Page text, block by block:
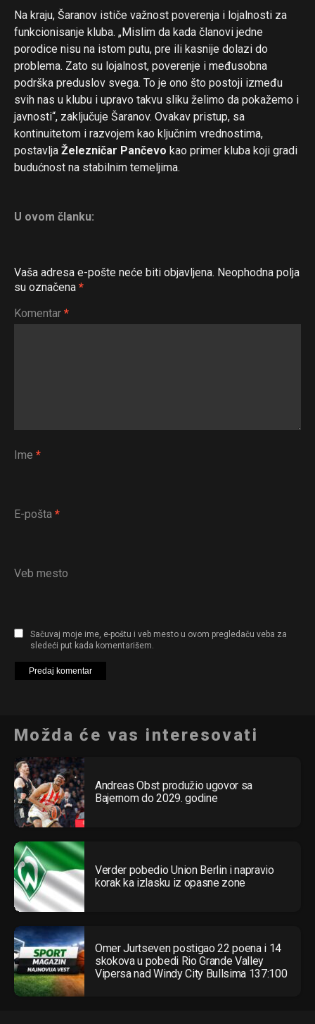
Na kraju, Šaranov ističe važnost poverenja i lojalnosti za
funkcionisanje kluba. „Mislim da kada članovi jedne
porodice nisu na istom putu, pre ili kasnije dolazi do
problema. Zato su lojalnost, poverenje i međusobna
podrška preduslov svega. To je ono što postoji između
svih nas u klubu i upravo takvu sliku želimo da pokažemo i
javnosti“, zaključuje Šaranov. Ovakav pristup, sa
kontinuitetom i razvojem kao ključnim vrednostima,
postavlja Železničar Pančevo kao primer kluba koji gradi
budućnost na stabilnim temeljima.
U ovom članku:
Vaša adresa e-pošte neće biti objavljena. Neophodna polja
su označena *
Komentar *
Ime *
E-pošta *
Veb mesto
Sačuvaj moje ime, e-poštu i veb mesto u ovom pregledaču veba za
sledeći put kada komentarišem.
Možda će vas interesovati
Andreas Obst produžio ugovor sa
Bajernom do 2029. godine
Verder pobedio Union Berlin i napravio
korak ka izlasku iz opasne zone
Omer Jurtseven postigao 22 poena i 14
skokova u pobedi Rio Grande Valley
Vipersa nad Windy City Bullsima 137:100